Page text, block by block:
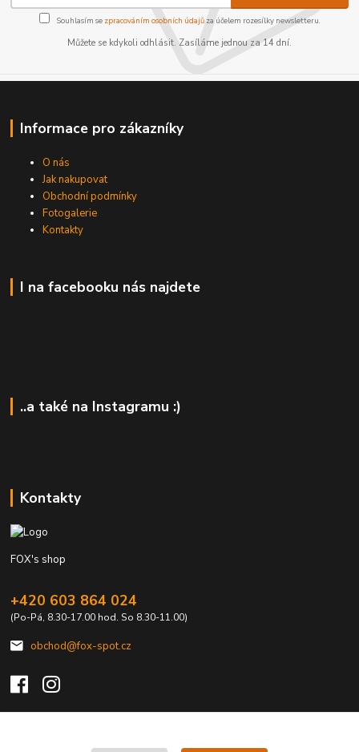
Souhlasím se zpracováním osobních údajůza účelem rozesílky newsletteru.
Můžete se kdykoli odhlásit. Zasíláme jednou za 14 dní.
Informace pro zákazníky
O nás
Jak nakupovat
Obchodní podmínky
Fotogalerie
Kontakty
I na facebooku nás najdete
..a také na Instagramu :)
Kontakty
FOX's shop
+420 603 864 024
(Po-Pá, 8.30-17.00 hod. So 8.30-11.00)
obchod@fox-spot.cz